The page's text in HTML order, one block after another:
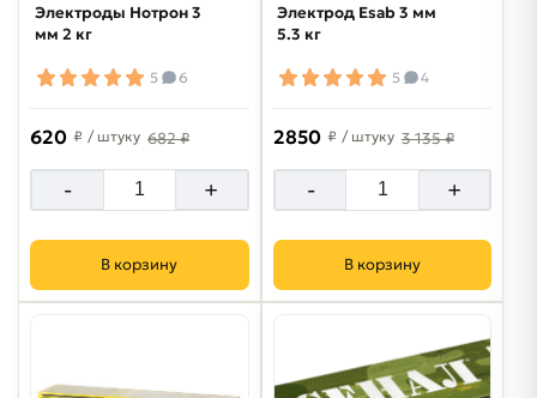
Электроды Нотрон 3
мм 2 кг
5 6
620 ₽ / штуку 682 ₽
- +
В корзину
Электрод Esab 3 мм
5.3 кг
5 4
2850 ₽ / штуку 3 135 ₽
- +
В корзину